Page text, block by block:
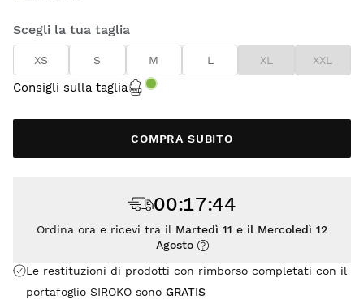
Scegli la tua taglia
XS S M L XL XXL
Consigli sulla taglia
COMPRA SUBITO
Le restituzioni di prodotti con rimborso completati con il
portafoglio SIROKO sono GRATIS
00:17:44
Ordina ora e ricevi tra il Martedì 11 e il Mercoledì 12
Agosto